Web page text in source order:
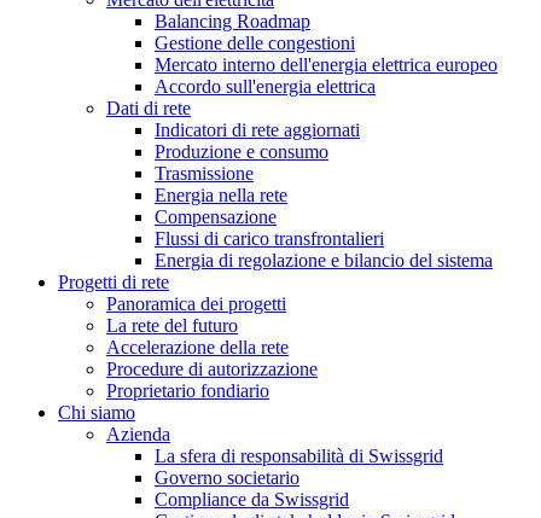
Balancing Roadmap
Gestione delle congestioni
Mercato interno dell'energia elettrica europeo
Accordo sull'energia elettrica
Dati di rete
Indicatori di rete aggiornati
Produzione e consumo
Trasmissione
Energia nella rete
Compensazione
Flussi di carico transfrontalieri
Energia di regolazione e bilancio del sistema
Progetti di rete
Panoramica dei progetti
La rete del futuro
Accelerazione della rete
Procedure di autorizzazione
Proprietario fondiario
Chi siamo
Azienda
La sfera di responsabilità di Swissgrid
Governo societario
Compliance da Swissgrid